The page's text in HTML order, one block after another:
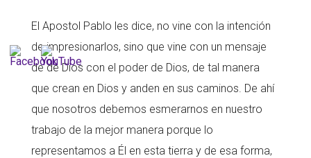
El Apostol Pablo les dice, no vine con la intención
de impresionarlos, sino que vine con un mensaje
de de Dios con el poder de Dios, de tal manera
que crean en Dios y anden en sus caminos. De ahí
que nosotros debemos esmerarnos en nuestro
trabajo de la mejor manera porque lo
representamos a Él en esta tierra y de esa forma,